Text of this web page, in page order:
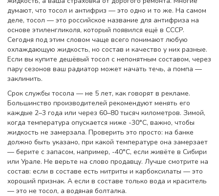
думают, что тосол и антифриз — это одно и то же. На самом
деле, тосол — это российское название для антифриза на
основе этиленгликоля, который появился ещё в СССР.
Сегодня под этим словом чаще всего понимают любую
охлаждающую жидкость, но состав и качество у них разные.
Если вы купите дешёвый тосол с непонятным составом, через
пару сезонов ваш радиатор может начать течь, а помпа —
заклинить.
Срок службы тосола — не 5 лет, как говорят в рекламе.
Большинство производителей рекомендуют менять его
каждые 2–3 года или через 60–80 тысяч километров. Зимой,
когда температура опускается ниже -30°C, важно, чтобы
жидкость не замерзала. Проверить это просто: на банке
должно быть указано, при какой температуре она замерзает
— берите с запасом, например, -40°C, если живёте в Сибири
или Урале. Не верьте на слово продавцу. Лучше смотрите на
состав: если в составе есть нитриты и карбоксилаты — это
хороший признак. А если в составе только вода и краситель
— это не тосол, а водяная болталка.